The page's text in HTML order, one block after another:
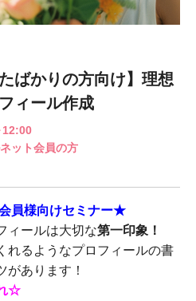
ばかりの方向け】理想
ィール作成
12:00
ット会員の方
員様向けセミナー★
ィールは大切な第一印象！
れるようなプロフィールの書
があります！
☆